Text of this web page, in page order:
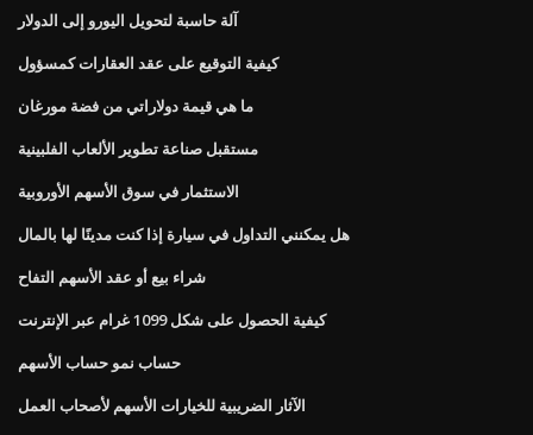
آلة حاسبة لتحويل اليورو إلى الدولار
كيفية التوقيع على عقد العقارات كمسؤول
ما هي قيمة دولاراتي من فضة مورغان
مستقبل صناعة تطوير الألعاب الفلبينية
الاستثمار في سوق الأسهم الأوروبية
هل يمكنني التداول في سيارة إذا كنت مدينًا لها بالمال
شراء بيع أو عقد الأسهم التفاح
كيفية الحصول على شكل 1099 غرام عبر الإنترنت
حساب نمو حساب الأسهم
الآثار الضريبية للخيارات الأسهم لأصحاب العمل